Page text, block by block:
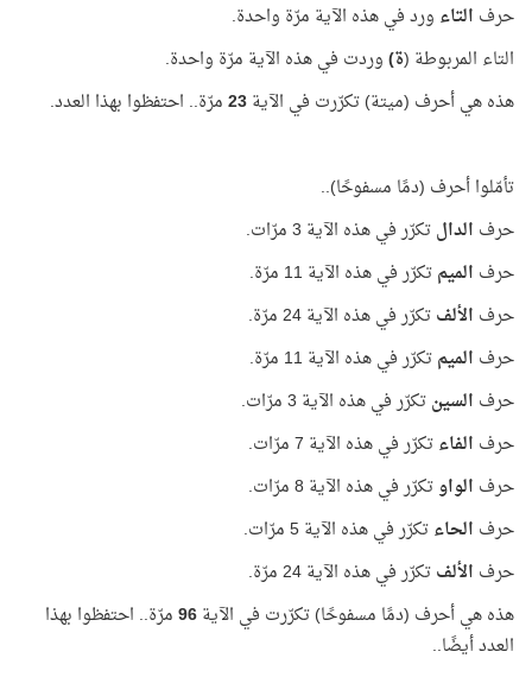
حرف التاء ورد في هذه الآية مرّة واحدة.
التاء المربوطة (ة)وردت في هذه الآية مرّة واحدة.
هذه هي أحرف (ميتة) تكرّرت في الآية23مرّة.. احتفظوا بهذا العدد.
تأمّلوا أحرف (دمًا مسفوحًا)..
حرف الدالتكرّر في هذه الآية 3 مرّات.
حرف الميمتكرّر في هذه الآية 11 مرّة.
حرف الألفتكرّر في هذه الآية 24 مرّة.
حرف الميمتكرّر في هذه الآية 11 مرّة.
حرف السينتكرّر في هذه الآية 3 مرّات.
حرف الفاءتكرّر في هذه الآية 7 مرّات.
حرف الواوتكرّر في هذه الآية 8 مرّات.
حرف الحاءتكرّر في هذه الآية 5 مرّات.
حرف الألفتكرّر في هذه الآية 24 مرّة.
هذه هي أحرف (دمًا مسفوحًا) تكرّرت في الآية96مرّة.. احتفظوا بهذا
العدد أيضًا..